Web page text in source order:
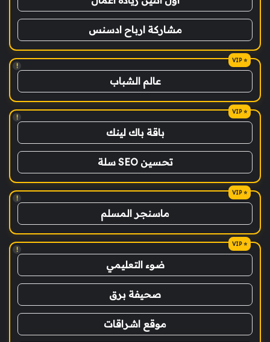
مشاركة ارباح ادسنس
!
عالم الشباب
!
باقة باك لينك
تحسين SEO سلة
!
ماسنجر المسلم
!
ضوء التعليمي
صحيفة برق
موقع اشراقات